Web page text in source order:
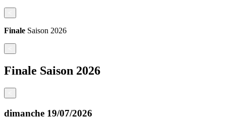
Finale Saison 2026
Finale Saison 2026
dimanche 19/07/2026